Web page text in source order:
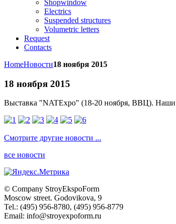
Shopwindow
Electrics
Suspended structures
Volumetric letters
Request
Contacts
HomeНовости18 ноября 2015
18 ноября 2015
Выставка "NATExpo" (18-20 ноября, ВВЦ).
Смотрите другие новости ...
все новости
© Company StroyEkspoForm
Moscow street. Godovikova, 9
Tel.: (495) 956-8780, (495) 956-8779
Email: info@stroyexpoform.ru